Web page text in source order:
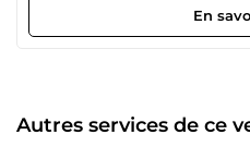
davantage de clients dans
Pourquoi me choisir ? 1. Une
Mais mon savoir-faire ne
locales diversifiées Outre la
En
Autres services de ce